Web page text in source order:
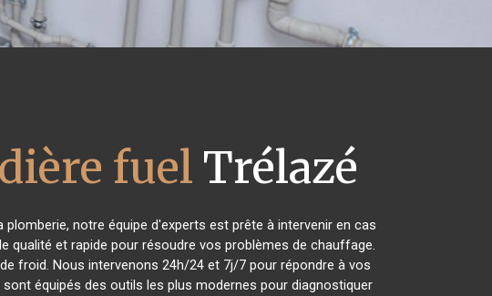
fuel Trélazé
notre équipe d'experts est prête à intervenir en cas
qualité et rapide pour résoudre vos problèmes de chauffage.
froid. Nous intervenons 24h/24 et 7j/7 pour répondre à vos
équipés des outils les plus modernes pour diagnostiquer